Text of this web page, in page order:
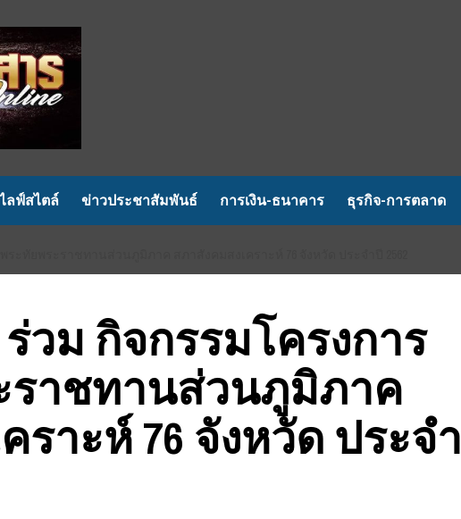
ไลฟ์สไตล์ ข่าวประชาสัมพันธ์ การเงิน-ธนาคาร ธุรกิจ-การตลาด
ร่วม​ กิจกรรมโครงการ
ราชทานส่วนภูมิภาค
ราะห์ 76 จังหวัด ประจำ